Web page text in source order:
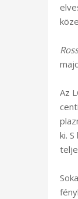
Az
ki.